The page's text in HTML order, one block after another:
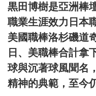
黒田博樹是亞洲棒
職業生涯效力日本
美國職棒洛杉磯道
日、美職棒合計拿
球與沉著球風聞名
精神的典範，至今